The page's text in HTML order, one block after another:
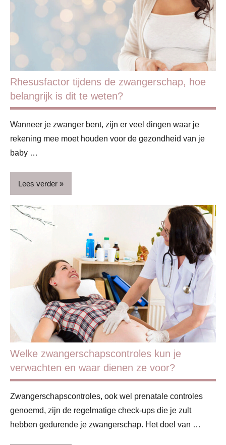
Handige
Zwangerschap
Rhesusfactor tijdens de zwangerschap, hoe
belangrijk is dit te weten?
Wanneer je zwanger bent, zijn er veel dingen waar je
rekening mee moet houden voor de gezondheid van je
baby …
Lees verder
Begeleiding
deskundigen
Handige
Zwangerschap
Welke zwangerschapscontroles kun je
verwachten en waar dienen ze voor?
Zwangerschapscontroles, ook wel prenatale controles
genoemd, zijn de regelmatige check-ups die je zult
hebben gedurende je zwangerschap. Het doel van …